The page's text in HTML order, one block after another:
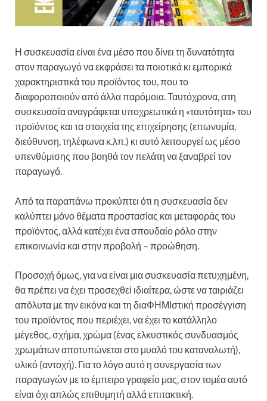
Η συσκευασία είναι ένα μέσο που δίνει τη δυνατότητα
στον παραγωγό να εκφράσει τα ποιοτικά κι εμπορικά
χαρακτηριστικά του προϊόντος του, που το
διαφοροποιούν από άλλα παρόμοια. Ταυτόχρονα, στη
συσκευασία αναγράφεται υποχρεωτικά η «ταυτότητα» του
προϊόντος και τα στοιχεία της επιχείρησης (επωνυμία,
διεύθυνση, τηλέφωνα κ.λπ.) κι αυτό λειτουργεί ως μέσο
υπενθύμισης που βοηθά τον πελάτη να ξαναβρεί τον
παραγωγό.
Από τα παραπάνω προκύπτει ότι η συσκευασία δεν
καλύπτει μόνο θέματα προστασίας και μεταφοράς του
προϊόντος, αλλά κατέχει ένα σπουδαίο ρόλο στην
επικοινωνία και στην προβολή – προώθηση.
Προσοχή όμως, για να είναι μια συσκευασία πετυχημένη,
θα πρέπει να έχει προσεχθεί ιδιαίτερα, ώστε να ταιριάζει
απόλυτα με την εικόνα και τη διαΦΗΜΙστική προσέγγιση
του προϊόντος που περιέχει, να έχει το κατάλληλο
μέγεθος, σχήμα, χρώμα (ένας ελκυστικός συνδυασμός
χρωμάτων αποτυπώνεται στο μυαλό του καταναλωτή),
υλικό (αντοχή). Για το λόγο αυτό η συνεργασία των
παραγωγών με το έμπειρο γραφείο μας, στον τομέα αυτό
είναι όχι απλώς επιθυμητή αλλά επιτακτική.